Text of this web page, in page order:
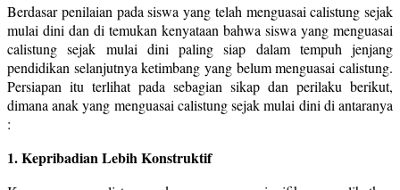
Berdasar penilaian pada siswa yang telah menguasai calistung sejak
mulai dini dan di temukan kenyataan bahwa siswa yang menguasai
calistung sejak mulai dini paling siap dalam tempuh jenjang
pendidikan selanjutnya ketimbang yang belum menguasai calistung.
Persiapan itu terlihat pada sebagian sikap dan perilaku berikut,
dimana anak yang menguasai calistung sejak mulai dini di antaranya
:
1. Kepribadian Lebih Konstruktif